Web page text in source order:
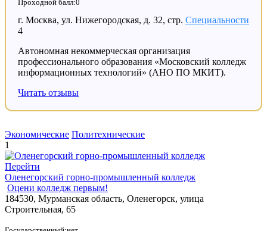
Проходной балл:0
Специальности
г. Москва, ул. Нижегородская, д. 32, стр.
4
Автономная некоммерческая организация
профессионального образования «Московский колледж
информационных технологий» (АНО ПО МКИТ).
Читать отзывы
Экономические Политехнические
1
Перейти
Оленегорский горно-промышленный колледж
Оцени колледж первым!
184530, Мурманская область, Оленегорск, улица
Строительная, 65